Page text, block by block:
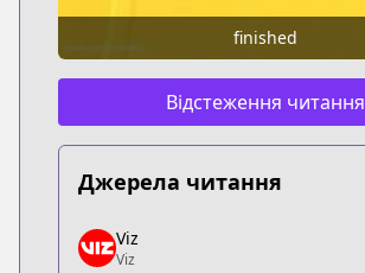
finished
Відстеження читання
Джерела читання
Viz
Viz
Viz
Viz